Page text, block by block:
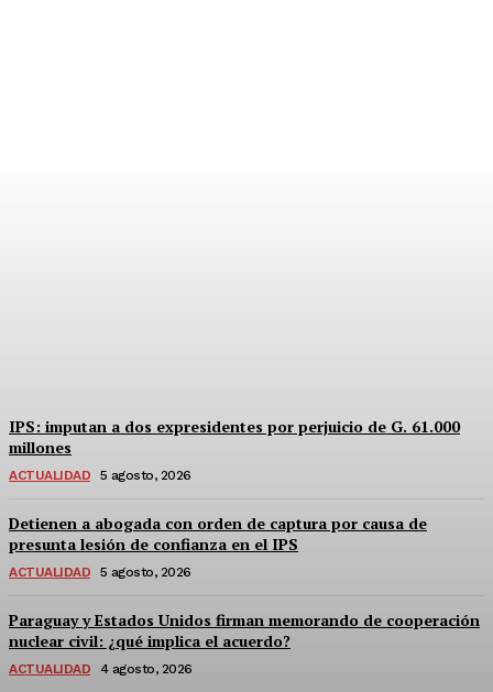
IPS: imputan a dos expresidentes por perjuicio de G. 61.000
millones
ACTUALIDAD 5 agosto, 2026
Detienen a abogada con orden de captura por causa de
presunta lesión de confianza en el IPS
ACTUALIDAD 5 agosto, 2026
Paraguay y Estados Unidos firman memorando de cooperación
nuclear civil: ¿qué implica el acuerdo?
ACTUALIDAD 4 agosto, 2026